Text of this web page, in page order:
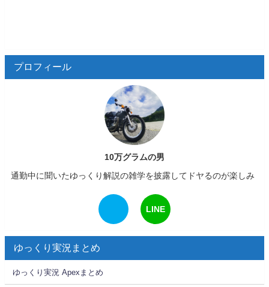
プロフィール
10万グラムの男
通勤中に聞いたゆっくり解説の雑学を披露してドヤるのが楽しみ
LINE
ゆっくり実況まとめ
ゆっくり実況 Apexまとめ